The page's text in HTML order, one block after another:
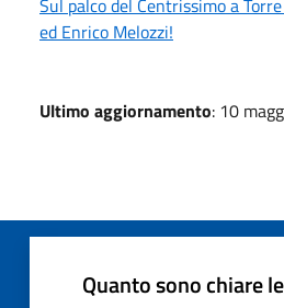
ed Enrico Melozzi!
Ultimo aggiornamento: 10
Quanto sono chiare